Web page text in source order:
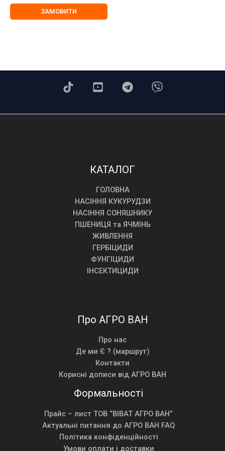
з 5
9200,00 ₴.
ЗАМОВИТИ
КАТАЛОГ
ГОЛОВНА
НАСІННЯ КУКУРУДЗИ
НАСІННЯ СОНЯШНИКУ
ПШЕНИЦЯ та ЯЧМІНЬ
ЖИВЛЕННЯ
ГЕРБІЦИДИ
ФУНГІЦИДИ
ІНСЕКТИЦИДИ
Про АГРО ВАН
Про нас
Де ми Є ? (маршрут)
Контакти
Корисні дописи від АГРО ВАН
Формальності
Прайс – лист ТОВ “ВІВАТ АГРО ВАН”
Актуальні питання до АГРО ВАН FAQ
Політика конфіденційності
Умови оплати і доставки